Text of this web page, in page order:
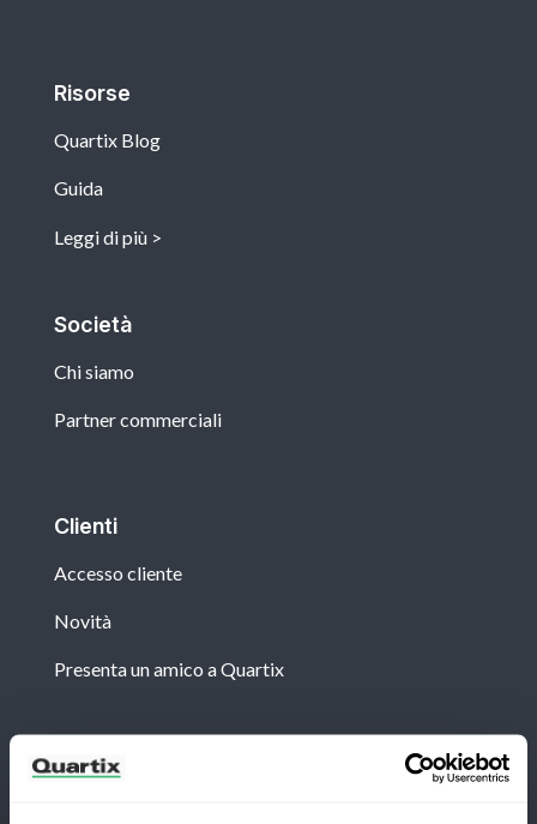
Risorse
Quartix Blog
Guida
Leggi di più
Società
Chi siamo
Partner commerciali
Clienti
Accesso cliente
Novità
Presenta un amico a Quartix
Newsletter